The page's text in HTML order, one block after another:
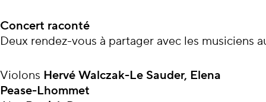
Concert raconté
Deux rendez-vous à partager avec les musiciens
Violons Hervé Walczak-Le Sauder, Elena
Pease-Lhommet